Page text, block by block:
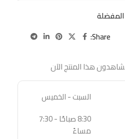
Share:
هذا المنتج الآن
السبت - الخميس
8:30 صباحًا - 7:30
مساءً